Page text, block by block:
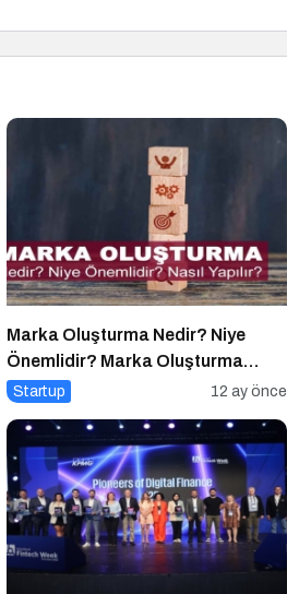
Marka Oluşturma Nedir? Niye
Önemlidir? Marka Oluşturma
Nasıl Yapılır?
Startup 12 ay önce